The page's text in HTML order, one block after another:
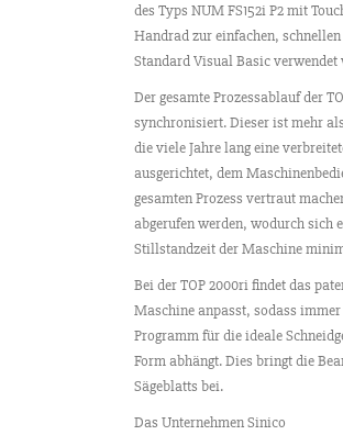
des Typs NUM FS152i P2 mit
Handrad zur einfachen,
Standard Visual Basic
Der gesamte Prozessablauf der
synchronisiert. Dieser ist mehr
die viele Jahre lang eine
ausgerichtet, dem
gesamten Prozess vertraut
abgerufen werden, wodurch sich
Stillstandzeit der Maschine
Bei der TOP 2000ri findet das
Maschine anpasst, sodass
Programm für die ideale
Form abhängt. Dies bringt die
Sägeblatts bei.
Das Unternehmen Sinico